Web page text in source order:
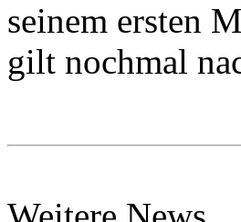
seinem ersten
gilt nochmal